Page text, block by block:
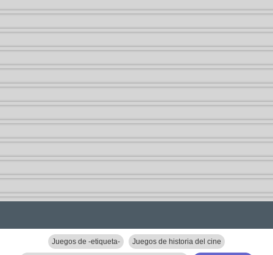
Juegos de -etiqueta- Juegos de historia del cine